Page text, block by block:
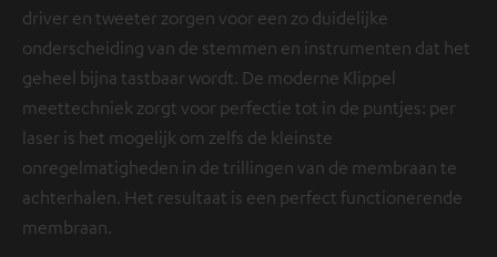
driver en tweeter zorgen voor een zo duidelijke
onderscheiding van de stemmen en instrumenten dat het
geheel bijna tastbaar wordt. De moderne Klippel
meettechniek zorgt voor perfectie tot in de puntjes: per
laser is het mogelijk om zelfs de kleinste
onregelmatigheden in de trillingen van de membraan te
achterhalen. Het resultaat is een perfect functionerende
membraan.